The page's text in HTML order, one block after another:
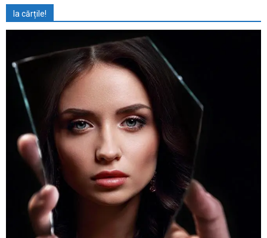
Ia cărțile!